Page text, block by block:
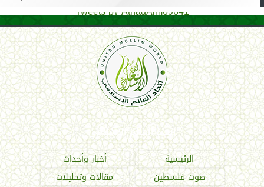
Tweets by AthadAlm69641
اتحاد العالم الإسلامي
الرئيسية
أخبار وأحداث
صوت فلسطين
مقالات وتحليلات